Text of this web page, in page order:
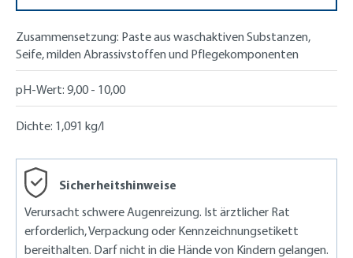
Zusammensetzung: Paste aus waschaktiven Substanzen,
Seife, milden Abrassivstoffen und Pflegekomponenten
pH-Wert: 9,00 - 10,00
Dichte: 1,091 kg/l
Sicherheitshinweise
Verursacht schwere Augenreizung. Ist ärztlicher Rat
erforderlich, Verpackung oder Kennzeichnungsetikett
bereithalten. Darf nicht in die Hände von Kindern gelangen.